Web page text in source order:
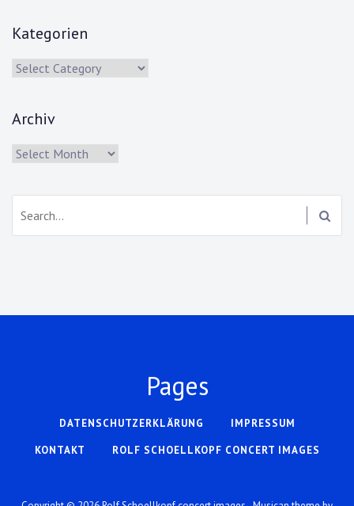
Kategorien
Kategorien
Archiv
Archiv
Pages
DATENSCHUTZERKLÄRUNG
IMPRESSUM
KONTAKT
ROLF SCHOELLKOPF CONCERT IMAGES